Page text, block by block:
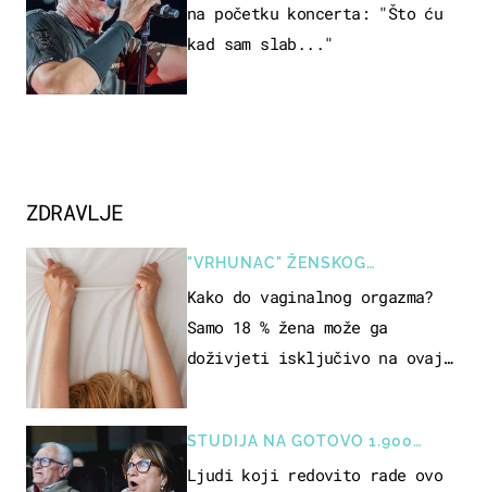
na početku koncerta: "Što ću
kad sam slab..."
ZDRAVLJE
"VRHUNAC" ŽENSKOG
SEKSUALNOG ISKUSTVA
Kako do vaginalnog orgazma?
Samo 18 % žena može ga
doživjeti isključivo na ovaj
STUDIJA NA GOTOVO 1.900
OSOBA
Ljudi koji redovito rade ovo